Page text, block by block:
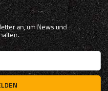
an, um News und